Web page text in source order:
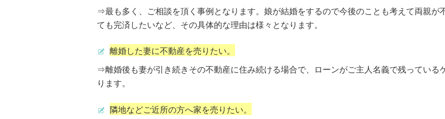
⇒最も多く、ご相談を頂く事例となります。娘が結婚をするので今後のことも考えて両親が
ても完済したいなど、その具体的な理由は様々となります。
離婚した妻に不動産を売りたい。
⇒離婚後も妻が引き続きその不動産に住み続ける場合で、ローンがご主人名義で残っている
ります。
隣地などご近所の方へ家を売りたい。